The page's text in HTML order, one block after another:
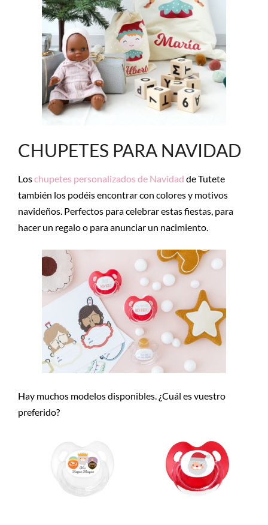
CHUPETES PARA NAVIDAD
Loschupetes personalizados de Navidad de Tutete
también los podéis encontrar con colores y motivos
navideños. Perfectos para celebrar estas fiestas, para
hacer un regalo o para anunciar un nacimiento.
Hay muchos modelos disponibles. ¿Cuál es vuestro
preferido?